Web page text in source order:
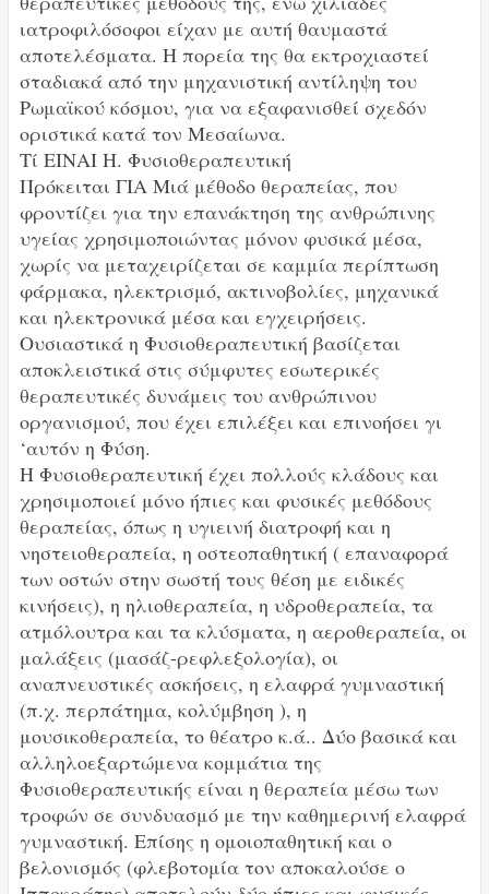
ιατροφιλόσοφοι είχαν με αυτή θαυμαστά
αποτελέσματα. Η πορεία της θα εκτροχιαστεί
σταδιακά από την μηχανιστική αντίληψη του
Ρωμαϊκού κόσμου, για να εξαφανισθεί σχεδόν
οριστικά κατά τον Μεσαίωνα.
Τί ΕΙΝΑΙ Η. Φυσιοθεραπευτική
Πρόκειται ΓΙΑ Μιά μέθοδο θεραπείας, που
φροντίζει για την επανάκτηση της ανθρώπινης
υγείας χρησιμοποιώντας μόνον φυσικά μέσα,
χωρίς να μεταχειρίζεται σε καμμία περίπτωση
φάρμακα, ηλεκτρισμό, ακτινοβολίες, μηχανικά
και ηλεκτρονικά μέσα και εγχειρήσεις.
Ουσιαστικά η Φυσιοθεραπευτική βασίζεται
αποκλειστικά στις σύμφυτες εσωτερικές
θεραπευτικές δυνάμεις του ανθρώπινου
οργανισμού, που έχει επιλέξει και επινοήσει γι
‘αυτόν η Φύση.
Η Φυσιοθεραπευτική έχει πολλούς κλάδους και
χρησιμοποιεί μόνο ήπιες και φυσικές μεθόδους
θεραπείας, όπως η υγιεινή διατροφή και η
νηστειοθεραπεία, η οστεοπαθητική ( επαναφορά
των οστών στην σωστή τους θέση με ειδικές
κινήσεις), η ηλιοθεραπεία, η υδροθεραπεία, τα
ατμόλουτρα και τα κλύσματα, η αεροθεραπεία, οι
μαλάξεις (μασάζ-ρεφλεξολογία), οι
αναπνευστικές ασκήσεις, η ελαφρά γυμναστική
(π.χ. περπάτημα, κολύμβηση ), η
μουσικοθεραπεία, το θέατρο κ.ά.. Δύο βασικά και
αλληλοεξαρτώμενα κομμάτια της
Φυσιοθεραπευτικής είναι η θεραπεία μέσω των
τροφών σε συνδυασμό με την καθημερινή ελαφρά
γυμναστική. Επίσης η ομοιοπαθητική και ο
βελονισμός (φλεβοτομία τον αποκαλούσε ο